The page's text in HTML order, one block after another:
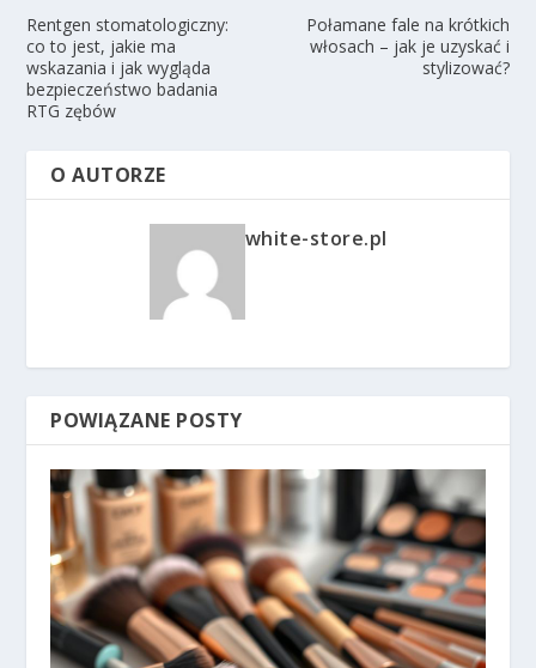
Rentgen stomatologiczny:
co to jest, jakie ma
wskazania i jak wygląda
bezpieczeństwo badania
RTG zębów
Połamane fale na krótkich
włosach – jak je uzyskać i
stylizować?
O AUTORZE
white-store.pl
POWIĄZANE POSTY